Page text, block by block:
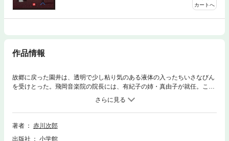
カートへ
作品情報
故郷に戻った園井は、透明で少し粘り気のある液体の入ったちいさなびん
を受けとった。飛岡音楽院の院長には、有紀子の姉・真由子が就任。これ
に対して、学院の実権を握ろうとした事務長の妻・久恵だったが、謎の男
により、無数のネズミが床を埋めつくすビルの地下室に監禁されてしま
う。一方、「送別のソナタ」の虜となった桐谷は、次第に常軌を逸してい
く。さらに事件が起こるなか、ついに明かされる驚愕の事実とは!!
著者
赤川次郎
出版社
小学館